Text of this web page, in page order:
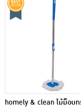
homely & clean ไม้ม็อบท